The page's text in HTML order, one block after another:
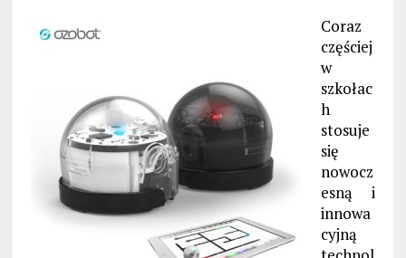
Coraz
częściej
w
szkołac
h
stosuje
się
nowocz
esną i
innowa
cyjną